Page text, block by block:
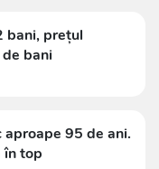
bani, prețul
bani
aproape 95 de ani.
în top